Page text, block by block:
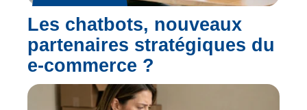
Les chatbots, nouveaux
partenaires stratégiques du
e-commerce ?